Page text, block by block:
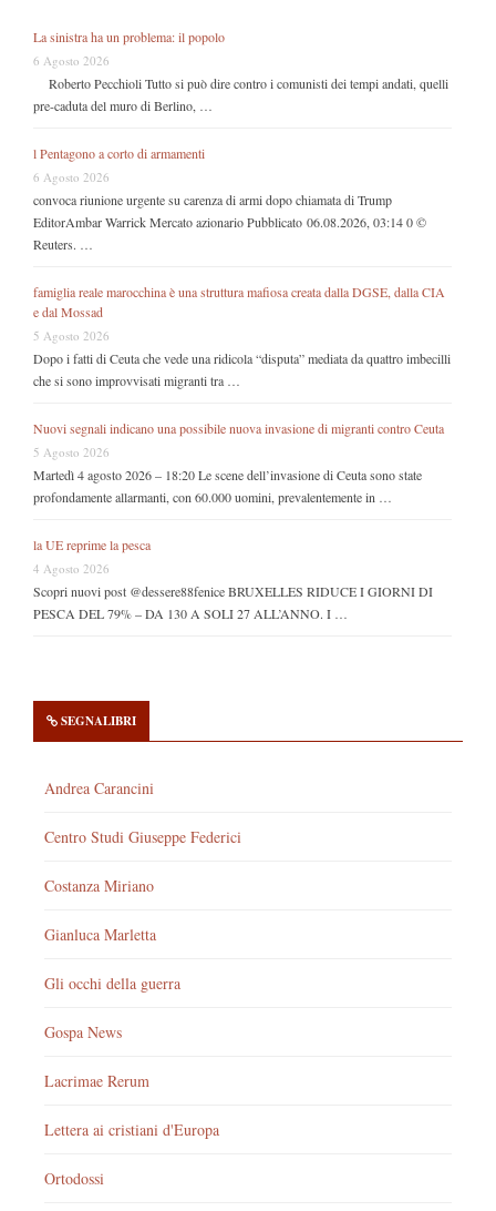
La sinistra ha un problema: il popolo
6 Agosto 2026
Roberto Pecchioli Tutto si può dire contro i comunisti dei tempi andati, quelli
pre-caduta del muro di Berlino, …
l Pentagono a corto di armamenti
6 Agosto 2026
convoca riunione urgente su carenza di armi dopo chiamata di Trump
EditorAmbar Warrick Mercato azionario Pubblicato 06.08.2026, 03:14 0 ©
Reuters. …
famiglia reale marocchina è una struttura mafiosa creata dalla DGSE, dalla CIA
e dal Mossad
5 Agosto 2026
Dopo i fatti di Ceuta che vede una ridicola “disputa” mediata da quattro imbecilli
che si sono improvvisati migranti tra …
Nuovi segnali indicano una possibile nuova invasione di migranti contro Ceuta
5 Agosto 2026
Martedì 4 agosto 2026 – 18:20 Le scene dell’invasione di Ceuta sono state
profondamente allarmanti, con 60.000 uomini, prevalentemente in …
la UE reprime la pesca
4 Agosto 2026
Scopri nuovi post @dessere88fenice BRUXELLES RIDUCE I GIORNI DI
PESCA DEL 79% – DA 130 A SOLI 27 ALL’ANNO. I …
SEGNALIBRI
Andrea Carancini
Centro Studi Giuseppe Federici
Costanza Miriano
Gianluca Marletta
Gli occhi della guerra
Gospa News
Lacrimae Rerum
Lettera ai cristiani d'Europa
Ortodossi